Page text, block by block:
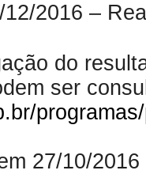
2016 –
do
ser
27/10/